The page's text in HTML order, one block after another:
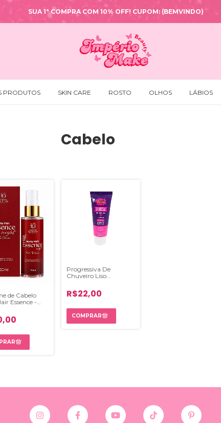
SUA 1ª COMPRA COM 10% OFF! CUPOM: (BEMVINDO)
PRODUTOS SKIN CARE ROSTO OLHOS LÁBIOS
Cabelo
de Cabelo
Essence -
Progressiva De
Chuveiro Liso
Poderes
R$22,00